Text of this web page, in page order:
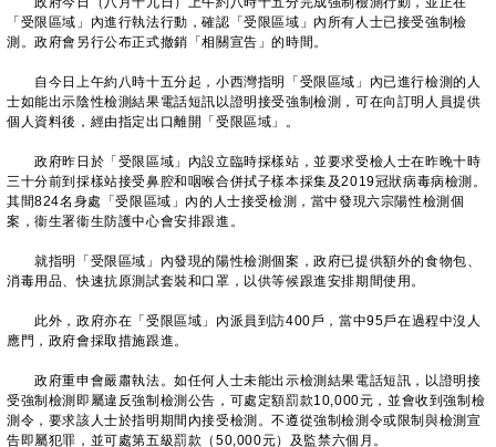
「受限區域」內進行執法行動，確認「受限區域」內所有人士已接受強制檢
測。政府會另行公布正式撤銷「相關宣告」的時間。
自今日上午約八時十五分起，小西灣指明「受限區域」內已進行檢測的人
士如能出示陰性檢測結果電話短訊以證明接受強制檢測，可在向訂明人員提供
個人資料後，經由指定出口離開「受限區域」。
政府昨日於「受限區域」內設立臨時採樣站，並要求受檢人士在昨晚十時
三十分前到採樣站接受鼻腔和咽喉合併拭子樣本採集及2019冠狀病毒病檢測。
其間824名身處「受限區域」內的人士接受檢測，當中發現六宗陽性檢測個
案，衞生署衞生防護中心會安排跟進。
就指明「受限區域」內發現的陽性檢測個案，政府已提供額外的食物包、
消毒用品、快速抗原測試套裝和口罩，以供等候跟進安排期間使用。
此外，政府亦在「受限區域」內派員到訪400戶，當中95戶在過程中沒人
應門，政府會採取措施跟進。
政府重申會嚴肅執法。如任何人士未能出示檢測結果電話短訊，以證明接
受強制檢測即屬違反強制檢測公告，可處定額罰款10,000元，並會收到強制檢
測令，要求該人士於指明期間內接受檢測。不遵從強制檢測令或限制與檢測宣
告即屬犯罪，並可處第五級罰款（50,000元）及監禁六個月。